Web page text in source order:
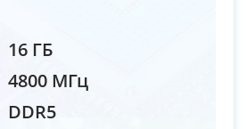
16 ГБ
4800 МГц
DDR5